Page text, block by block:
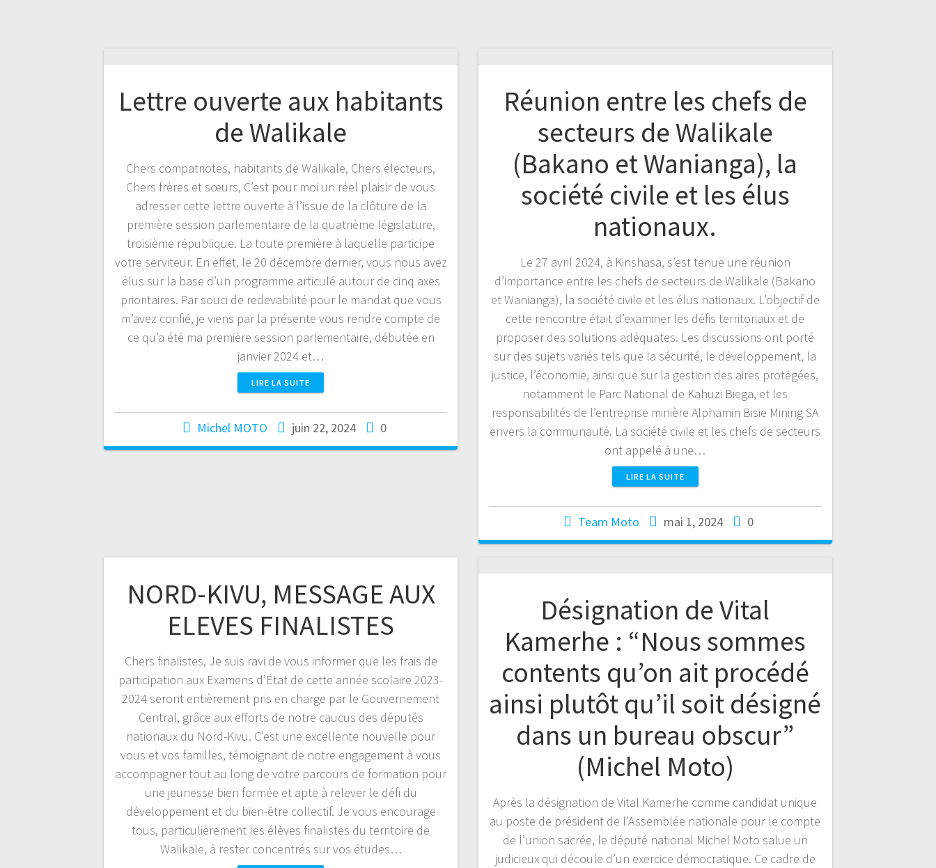
Lettre ouverte aux habitants
de Walikale
Chers compatriotes, habitants de Walikale, Chers électeurs,
Chers frères et sœurs, C’est pour moi un réel plaisir de vous
adresser cette lettre ouverte à l’issue de la clôture de la
première session parlementaire de la quatrième législature,
troisième république. La toute première à laquelle participe
votre serviteur. En effet, le 20 décembre dernier, vous nous avez
élus sur la base d’un programme articulé autour de cinq axes
prioritaires. Par souci de redevabilité pour le mandat que vous
m’avez confié, je viens par la présente vous rendre compte de
ce qu’a été ma première session parlementaire, débutée en
janvier 2024 et…
LIRE LA SUITE
Michel MOTO juin 22, 2024 0
Réunion entre les chefs de
secteurs de Walikale
(Bakano et Wanianga), la
société civile et les élus
nationaux.
Le 27 avril 2024, à Kinshasa, s’est tenue une réunion
d’importance entre les chefs de secteurs de Walikale (Bakano
et Wanianga), la société civile et les élus nationaux. L’objectif de
cette rencontre était d’examiner les défis territoriaux et de
proposer des solutions adéquates. Les discussions ont porté
sur des sujets variés tels que la sécurité, le développement, la
justice, l’économie, ainsi que sur la gestion des aires protégées,
notamment le Parc National de Kahuzi Biega, et les
responsabilités de l’entreprise minière Alphamin Bisie Mining SA
envers la communauté. La société civile et les chefs de secteurs
ont appelé à une…
LIRE LA SUITE
Team Moto mai 1, 2024 0
NORD-KIVU, MESSAGE AUX
ELEVES FINALISTES
Chers finalistes, Je suis ravi de vous informer que les frais de
participation aux Examens d’État de cette année scolaire 2023-
2024 seront entièrement pris en charge par le Gouvernement
Central, grâce aux efforts de notre caucus des députés
nationaux du Nord-Kivu. C’est une excellente nouvelle pour
vous et vos familles, témoignant de notre engagement à vous
accompagner tout au long de votre parcours de formation pour
une jeunesse bien formée et apte à relever le défi du
développement et du bien-être collectif. Je vous encourage
tous, particulièrement les élèves finalistes du territoire de
Walikale, à rester concentrés sur vos études…
Désignation de Vital
Kamerhe : “Nous sommes
contents qu’on ait procédé
ainsi plutôt qu’il soit désigné
dans un bureau obscur”
(Michel Moto)
Après la désignation de Vital Kamerhe comme candidat unique
au poste de président de l’Assemblée nationale pour le compte
de l’union sacrée, le député national Michel Moto salue un
judicieux qui découle d’un exercice démocratique. Ce cadre de